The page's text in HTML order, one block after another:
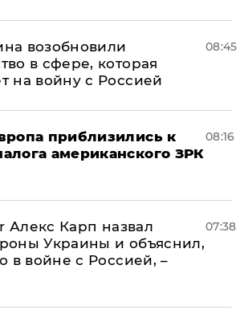
возобновили
в сфере, которая
на войну с Россией
08:45
приблизились к
американского ЗРК
08:16
Алекс Карп назвал
Украины и объяснил,
в войне с Россией, –
07:38